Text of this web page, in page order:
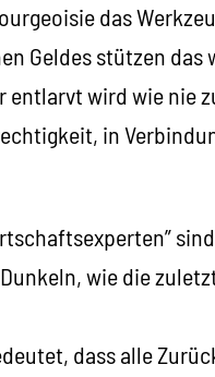
das
Geldes stützen
entlarvt wird wie nie
in
wie die
dass alle